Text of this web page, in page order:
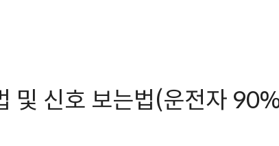
및 신호 보는법(운전자